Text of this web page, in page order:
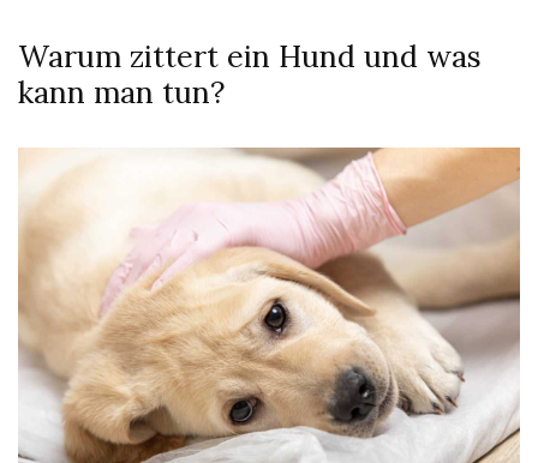
Warum zittert ein Hund und was
kann man tun?